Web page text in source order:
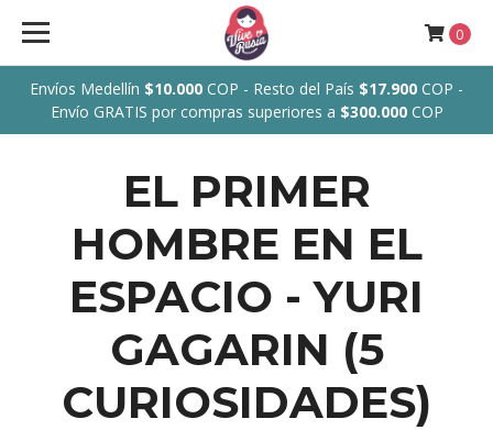
Envíos Medellín $10.000 COP - Resto del País $17.900 COP -
Envío GRATIS por compras superiores a $300.000COP
0
EL PRIMER
HOMBRE EN EL
ESPACIO - YURI
GAGARIN (5
CURIOSIDADES)